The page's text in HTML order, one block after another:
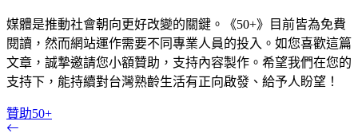
媒體是推動社會朝向更好改變的關鍵。《50+》目前皆為免費
閱讀，然而網站運作需要不同專業人員的投入。如您喜歡這篇
文章，誠摯邀請您小額贊助，支持內容製作。希望我們在您的
支持下，能持續對台灣熟齡生活有正向啟發、給予人盼望！
贊助50+